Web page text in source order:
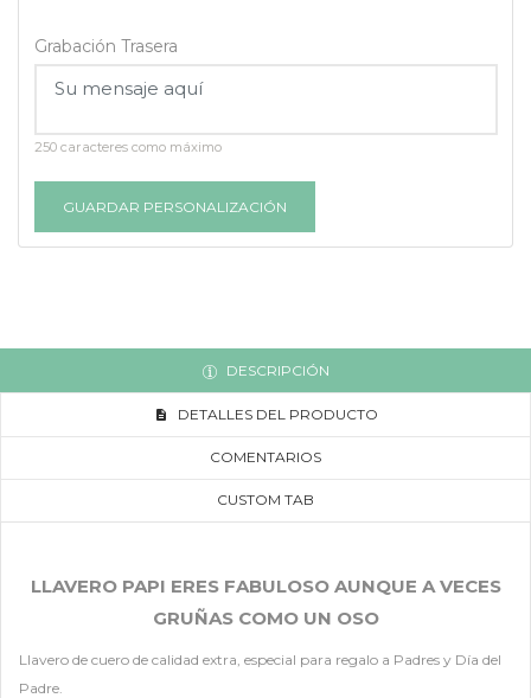
Grabación Trasera
250 caracteres como máximo
GUARDAR PERSONALIZACIÓN
DESCRIPCIÓN
DETALLES DEL PRODUCTO
COMENTARIOS
CUSTOM TAB
LLAVERO PAPI ERES FABULOSO AUNQUE A VECES
GRUÑAS COMO UN OSO
Llavero de cuero de calidad extra, especial para regalo a Padres y Día del
Padre.